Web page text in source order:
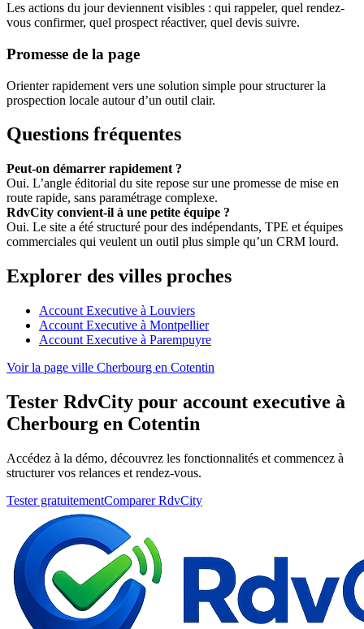
Les actions du jour deviennent visibles : qui rappeler, quel rendez-
vous confirmer, quel prospect réactiver, quel devis suivre.
Promesse de la page
Orienter rapidement vers une solution simple pour structurer la
prospection locale autour d’un outil clair.
Questions fréquentes
Peut-on démarrer rapidement ?
Oui. L’angle éditorial du site repose sur une promesse de mise en
route rapide, sans paramétrage complexe.
RdvCity convient-il à une petite équipe ?
Oui. Le site a été structuré pour des indépendants, TPE et équipes
commerciales qui veulent un outil plus simple qu’un CRM lourd.
Explorer des villes proches
Account Executive à Louviers
Account Executive à Montpellier
Account Executive à Parempuyre
Voir la page ville Cherbourg en Cotentin
Tester RdvCity pour account executive à
Cherbourg en Cotentin
Accédez à la démo, découvrez les fonctionnalités et commencez à
structurer vos relances et rendez-vous.
Tester gratuitementComparer RdvCity